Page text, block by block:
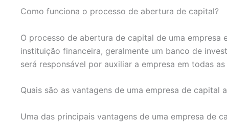
Como funciona o processo de abertura de capital?
O processo de abertura de capital de uma empresa
instituição financeira, geralmente um banco de
será responsável por auxiliar a empresa em todas
Quais são as vantagens de uma empresa de capital
Uma das principais vantagens de uma empresa de